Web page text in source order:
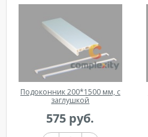
Подоконник 200*1500 мм, с
заглушкой
575 руб.